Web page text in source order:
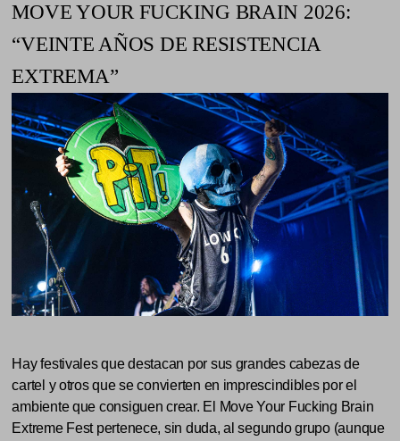
MOVE YOUR FUCKING BRAIN 2026:
“VEINTE AÑOS DE RESISTENCIA
EXTREMA”
Hay festivales que destacan por sus grandes cabezas de
cartel y otros que se convierten en imprescindibles por el
ambiente que consiguen crear. El Move Your Fucking Brain
Extreme Fest pertenece, sin duda, al segundo grupo (aunque